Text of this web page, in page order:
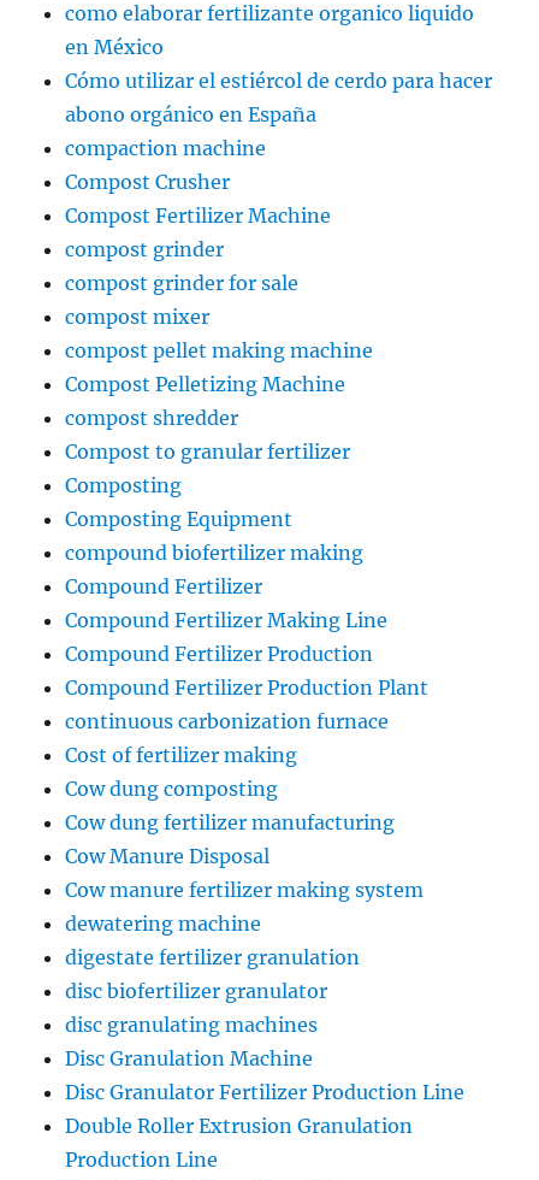
como elaborar fertilizante organico liquido
en México
Cómo utilizar el estiércol de cerdo para hacer
abono orgánico en España
compaction machine
Compost Crusher
Compost Fertilizer Machine
compost grinder
compost grinder for sale
compost mixer
compost pellet making machine
Compost Pelletizing Machine
compost shredder
Compost to granular fertilizer
Composting
Composting Equipment
compound biofertilizer making
Compound Fertilizer
Compound Fertilizer Making Line
Compound Fertilizer Production
Compound Fertilizer Production Plant
continuous carbonization furnace
Cost of fertilizer making
Cow dung composting
Cow dung fertilizer manufacturing
Cow Manure Disposal
Cow manure fertilizer making system
dewatering machine
digestate fertilizer granulation
disc biofertilizer granulator
disc granulating machines
Disc Granulation Machine
Disc Granulator Fertilizer Production Line
Double Roller Extrusion Granulation
Production Line